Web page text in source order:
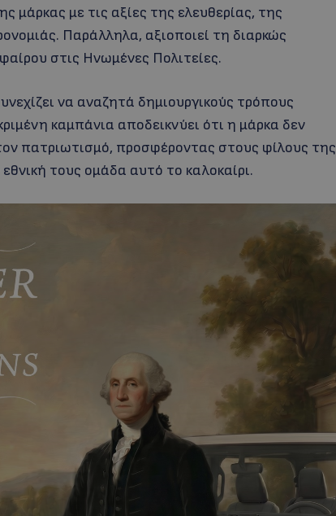
μάρκας με τις αξίες της ελευθερίας, της
Παράλληλα, αξιοποιεί τη διαρκώς
στις Ηνωμένες Πολιτείες.
να αναζητά δημιουργικούς τρόπους
καμπάνια αποδεικνύει ότι η μάρκα δεν
πατριωτισμό, προσφέροντας στους φίλους της
τους ομάδα αυτό το καλοκαίρι.